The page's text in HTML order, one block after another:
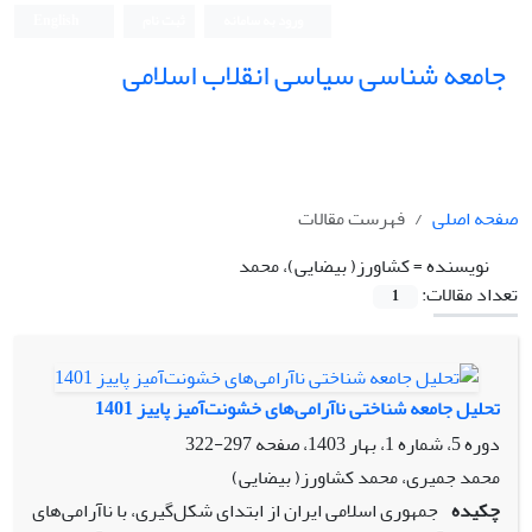
جامعه شناسی سیاسی انقلاب اسلامی
صفحه اصلی
فهرست مقالات
نویسنده =کشاورز( بیضایی)، محمد
تعداد مقالات:
1
تحلیل جامعه شناختی ناآرامی‌های خشونت‌آمیز پاییز 1401
دوره 5، شماره 1، بهار 1403، صفحه
297-322
محمد جمیری، محمد کشاورز( بیضایی)
چکیده جمهوری اسلامی ایران از ابتدای شکل‌گیری، با ناآرامی‌های